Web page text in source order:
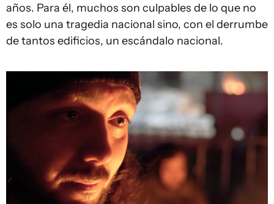
años. Para él, muchos son culpables de lo que no
es solo una tragedia nacional sino, con el derrumbe
de tantos edificios, un escándalo nacional.